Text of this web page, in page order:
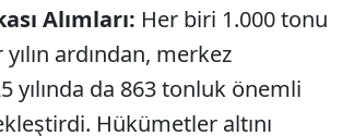
Alımları: Her biri 1.000 tonu
ardından, merkez
yılında da 863 tonluk önemli
Hükümetler altını